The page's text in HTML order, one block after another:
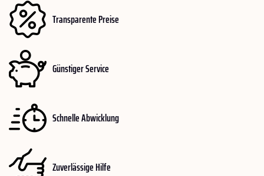
Transparente Preise
Günstiger Service
Schnelle Abwicklung
Zuverlässige Hilfe